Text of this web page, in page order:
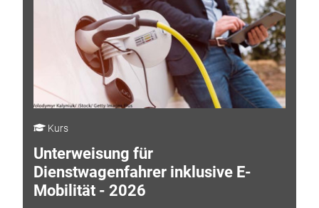
Kurs
Unterweisung für
Dienstwagenfahrer inklusive E-
Mobilität - 2026